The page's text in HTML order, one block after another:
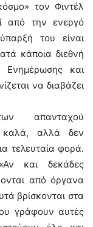
τον Φιντέλ
από την ενεργό
του είναι
κάποια διεθνή
και
να διαβάζει
απανταχού
καλά, αλλά δεν
τελευταία φορά.
και δεκάδες
από όργανα
βρίσκονται στα
γράφουν αυτές